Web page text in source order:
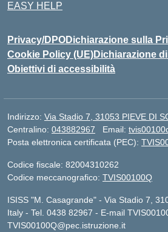
EASY HELP
Privacy/DPODichiarazione sulla
Cookie Policy (UE)Dichiarazione
Obiettivi di accessibilità
Indirizzo: Via Stadio 7, 31053 PIEVE DI
Centralino: 043882967 Email:
Posta elettronica certificata (PEC):
Codice fiscale: 82004310262
Codice meccanografico: TVIS00100Q
ISISS "M. Casagrande" - Via Stadio 7,
Italy - Tel. 0438 82967 - E-mail
TVIS00100Q@pec.istruzione.it